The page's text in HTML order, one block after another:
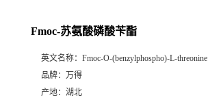
Fmoc-苏氨酸磷酸苄酯
英文名称： Fmoc-O-(benzylphospho)-L-threonine
品牌： 万得
产地： 湖北